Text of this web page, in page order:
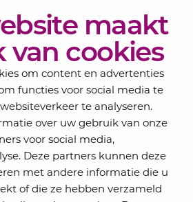
maakt
van cookies
om content en advertenties
functies voor social media te
te analyseren.
over uw gebruik van onze
voor social media,
Deze partners kunnen deze
met andere informatie die u
of die ze hebben verzameld
onze nieuwsbrief
de adviseurs van Lansigt in